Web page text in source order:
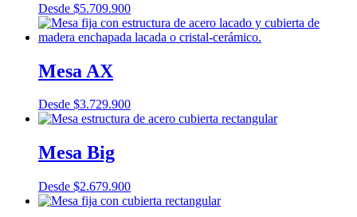
Desde $5.709.900
Mesa AX
Desde $3.729.900
Mesa Big
Desde $2.679.900